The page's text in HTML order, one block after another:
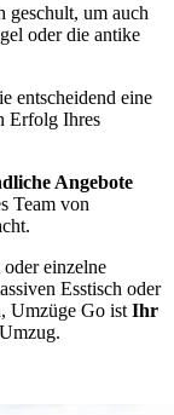
geschult, um auch
oder die antike
entscheidend eine
Erfolg Ihres
Angebote
Team von
einzelne
Esstisch oder
Umzüge Go ist Ihr